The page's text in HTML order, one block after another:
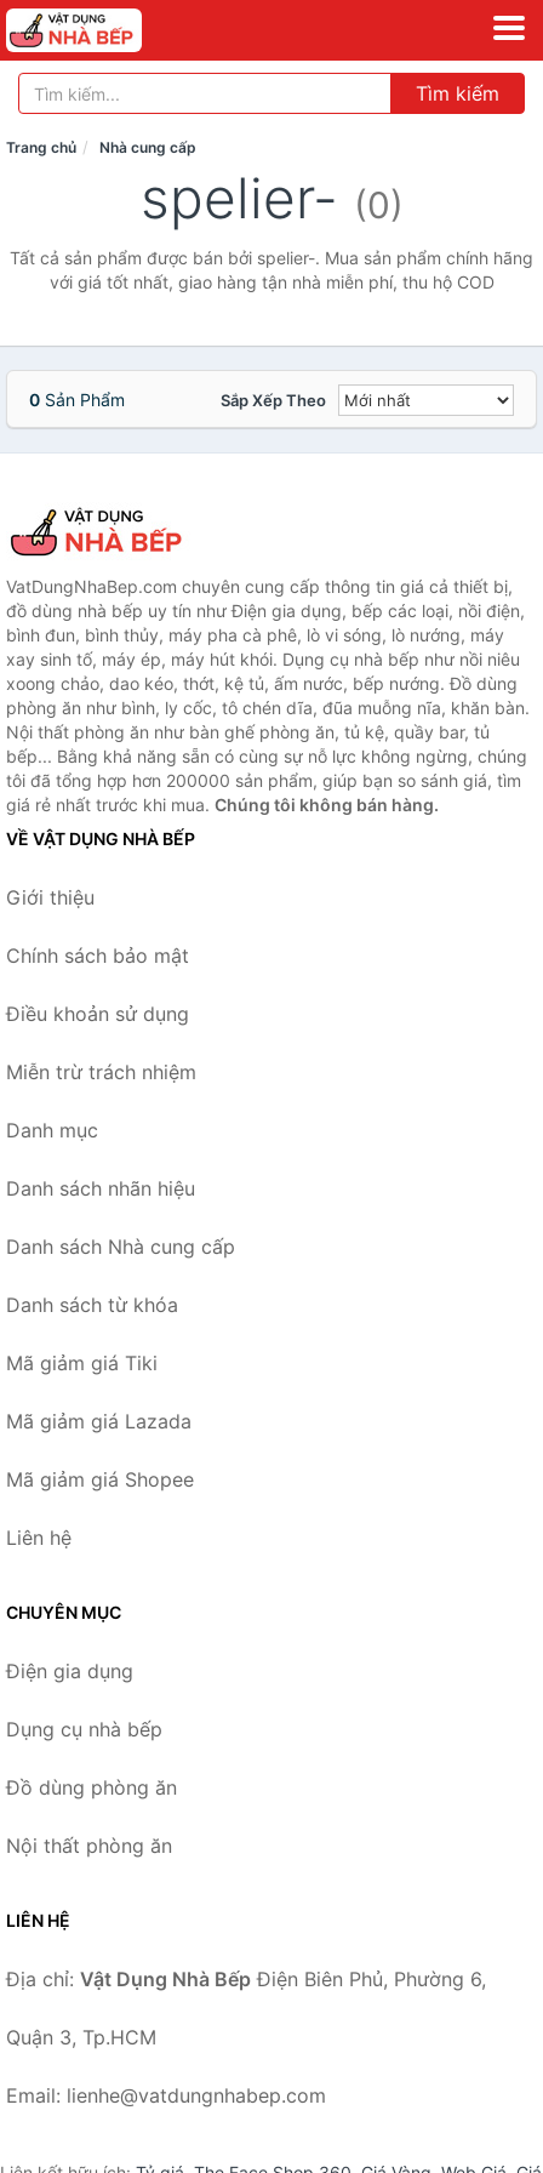
Tìm kiếm
Trang chủ Nhà cung cấp
spelier- (0)
Tất cả sản phẩm được bán bởi spelier-. Mua sản phẩm chính hãng
với giá tốt nhất, giao hàng tận nhà miễn phí, thu hộ COD
0 Sản Phẩm Sắp Xếp Theo
VatDungNhaBep.com chuyên cung cấp thông tin giá cả thiết bị,
đồ dùng nhà bếp uy tín như Điện gia dụng, bếp các loại, nồi điện,
bình đun, bình thủy, máy pha cà phê, lò vi sóng, lò nướng, máy
xay sinh tố, máy ép, máy hút khói. Dụng cụ nhà bếp như nồi niêu
xoong chảo, dao kéo, thớt, kệ tủ, ấm nước, bếp nướng. Đồ dùng
phòng ăn như bình, ly cốc, tô chén dĩa, đũa muỗng nĩa, khăn bàn.
Nội thất phòng ăn như bàn ghế phòng ăn, tủ kệ, quầy bar, tủ
bếp... Bằng khả năng sẵn có cùng sự nỗ lực không ngừng, chúng
tôi đã tổng hợp hơn 200000 sản phẩm, giúp bạn so sánh giá, tìm
giá rẻ nhất trước khi mua. Chúng tôi không bán hàng.
VỀ VẬT DỤNG NHÀ BẾP
Giới thiệu
Chính sách bảo mật
Điều khoản sử dụng
Miễn trừ trách nhiệm
Danh mục
Danh sách nhãn hiệu
Danh sách Nhà cung cấp
Danh sách từ khóa
Mã giảm giá Tiki
Mã giảm giá Lazada
Mã giảm giá Shopee
Liên hệ
CHUYÊN MỤC
Điện gia dụng
Dụng cụ nhà bếp
Đồ dùng phòng ăn
Nội thất phòng ăn
LIÊN HỆ
Địa chỉ: Vật Dụng Nhà Bếp Điện Biên Phủ, Phường 6,
Quận 3, Tp.HCM
Email: lienhe@vatdungnhabep.com